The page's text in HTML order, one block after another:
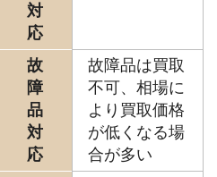
対
応
故
障
品
対
応
故障品は買取
不可、相場に
より買取価格
が低くなる場
合が多い